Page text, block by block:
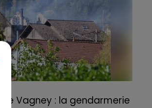
de Vagney : la gendarmerie